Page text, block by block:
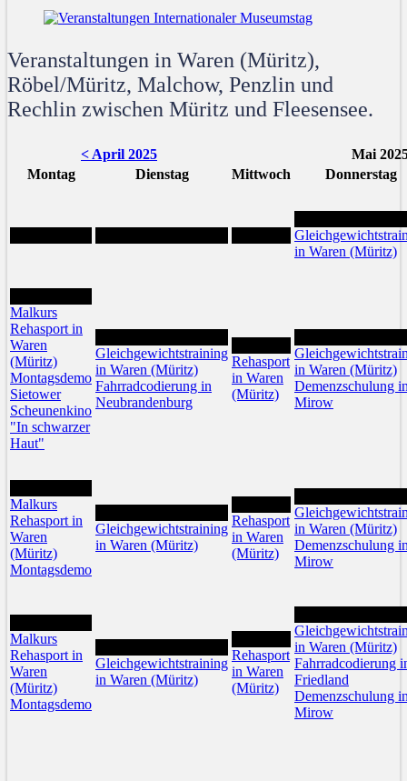
Veranstaltungen in Waren (Müritz),
Röbel/Müritz, Malchow, Penzlin und
Rechlin zwischen Müritz und Fleesensee.
< April 2025
Mai
Montag
Dienstag Mittwoch Donnerstag
in Waren (Müritz)
Malkurs
Rehasport in
Waren
(Müritz)
Montagsdemo
Sietower
Scheunenkino
"In schwarzer
Haut"
Gleichgewichtstraining
in Waren (Müritz)
Fahrradcodierung in
Neubrandenburg
Rehasport
in Waren
(Müritz)
in Waren (Müritz)
Demenzschulung
Mirow
Malkurs
Rehasport in
Waren
(Müritz)
Montagsdemo
Gleichgewichtstraining
in Waren (Müritz)
Rehasport
in Waren
(Müritz)
in Waren (Müritz)
Demenzschulung
Mirow
Malkurs
Rehasport in
Waren
(Müritz)
Montagsdemo
Gleichgewichtstraining
in Waren (Müritz)
Rehasport
in Waren
(Müritz)
in Waren (Müritz)
Fahrradcodierung
Friedland
Demenzschulung
Mirow